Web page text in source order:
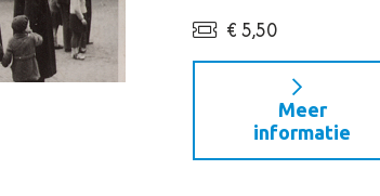
€ 5,50
Meer
informatie